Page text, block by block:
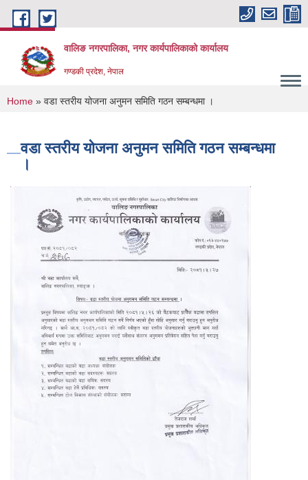
Skip to main content
वालिङ नगरपालिका, नगर कार्यपालिकाको कार्यालय
गण्डकी प्रदेश, नेपाल
You are here
Home » वडा स्तरीय योजना अनुमन समिति गठन सम्बन्धमा ।
वडा स्तरीय योजना अनुमन समिति गठन सम्बन्धमा
।